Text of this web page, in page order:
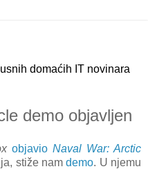
domaćih IT novinara
demo objavljen
objavio Naval War: Arctic
stiže namdemo. U njemu